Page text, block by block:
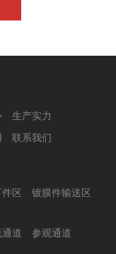
生产实力
联系我们
区
镀膜件输送区
道 参观通道